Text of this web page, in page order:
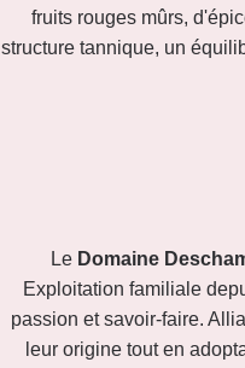
fruits rouges mûrs,
structure tannique, un
LeDomaine
Exploitation familiale
passion et savoir-faire.
leur origine tout en